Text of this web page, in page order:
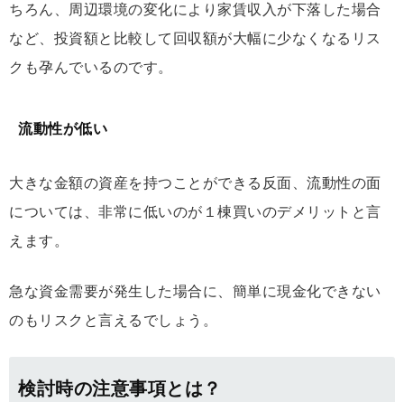
ちろん、周辺環境の変化により家賃収入が下落した場合
など、投資額と比較して回収額が大幅に少なくなるリス
クも孕んでいるのです。
流動性が低い
大きな金額の資産を持つことができる反面、流動性の面
については、非常に低いのが１棟買いのデメリットと言
えます。
急な資金需要が発生した場合に、簡単に現金化できない
のもリスクと言えるでしょう。
検討時の注意事項とは？